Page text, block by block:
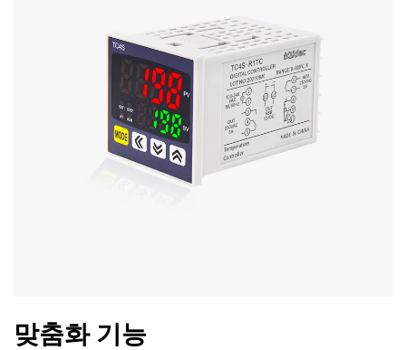
맞춤화 기능